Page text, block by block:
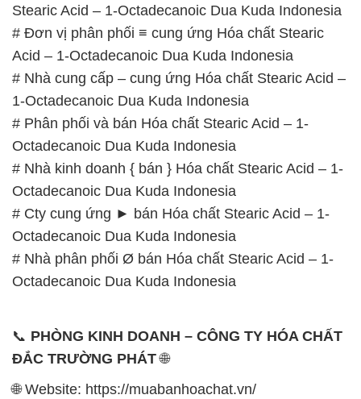
Stearic Acid – 1-Octadecanoic Dua Kuda Indonesia
# Đơn vị phân phối ≡ cung ứng Hóa chất Stearic
Acid – 1-Octadecanoic Dua Kuda Indonesia
# Nhà cung cấp – cung ứng Hóa chất Stearic Acid –
1-Octadecanoic Dua Kuda Indonesia
# Phân phối và bán Hóa chất Stearic Acid – 1-
Octadecanoic Dua Kuda Indonesia
# Nhà kinh doanh { bán } Hóa chất Stearic Acid – 1-
Octadecanoic Dua Kuda Indonesia
# Cty cung ứng ► bán Hóa chất Stearic Acid – 1-
Octadecanoic Dua Kuda Indonesia
# Nhà phân phối Ø bán Hóa chất Stearic Acid – 1-
Octadecanoic Dua Kuda Indonesia
📞 PHÒNG KINH DOANH – CÔNG TY HÓA CHẤT
ĐẮC TRƯỜNG PHÁT🌐
🌐 Website: https://muabanhoachat.vn/